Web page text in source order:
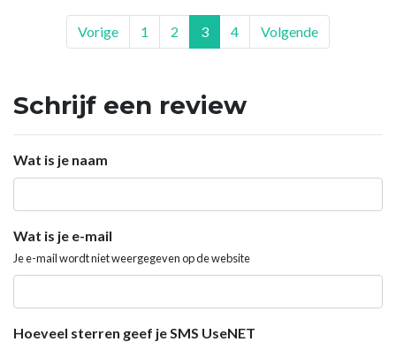
Vorige 1 2 3 4 Volgende
Schrijf een review
Wat is je naam
Wat is je e-mail
Je e-mail wordt niet weergegeven op de website
Hoeveel sterren geef je SMS UseNET